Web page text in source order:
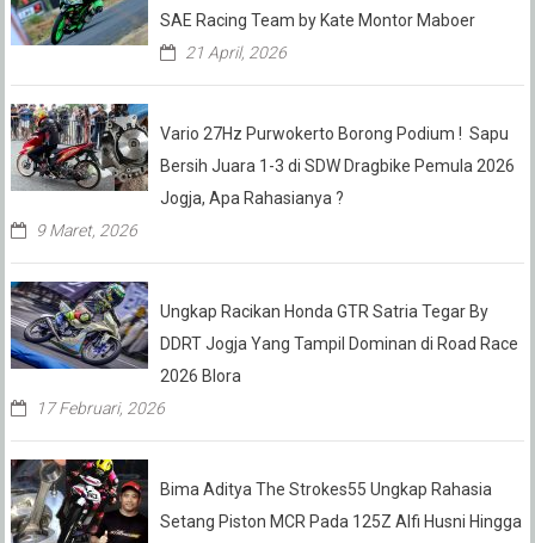
SAE Racing Team by Kate Montor Maboer
21 April, 2026
Vario 27Hz Purwokerto Borong Podium ! Sapu
Bersih Juara 1-3 di SDW Dragbike Pemula 2026
Jogja, Apa Rahasianya ?
9 Maret, 2026
Ungkap Racikan Honda GTR Satria Tegar By
DDRT Jogja Yang Tampil Dominan di Road Race
2026 Blora
17 Februari, 2026
Bima Aditya The Strokes55 Ungkap Rahasia
Setang Piston MCR Pada 125Z Alfi Husni Hingga